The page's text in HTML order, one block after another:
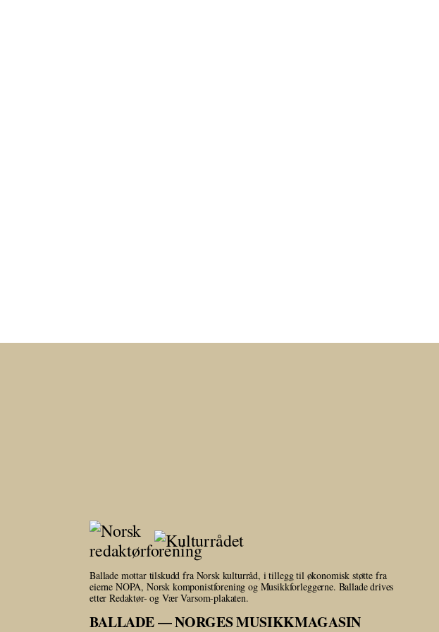
Ballade mottar tilskudd fra Norsk kulturråd, i tillegg til økonomisk støtte fra
eierne NOPA, Norsk komponistforening og Musikkforleggerne. Ballade drives
etter Redaktør- og Vær Varsom-plakaten.
BALLADE — NORGES MUSIKKMAGASIN